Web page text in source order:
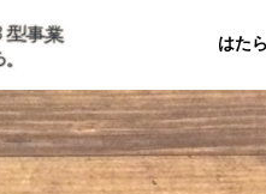
はた